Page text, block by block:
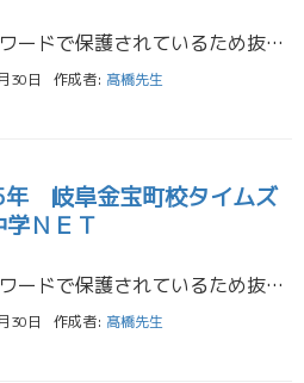
この投稿はパスワードで保護されているため抜粋文はありません。
30日 作成者: 髙橋先生
岐阜金宝町校タイムズ
学ＮＥＴ
この投稿はパスワードで保護されているため抜粋文はありません。
30日 作成者: 髙橋先生